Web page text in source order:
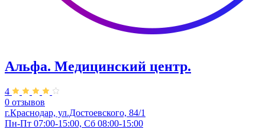
Альфа. Медицинский центр.
4
0 отзывов
г.Краснодар, ул.Достоевского, 84/1
Пн-Пт 07:00-15:00, Сб 08:00-15:00